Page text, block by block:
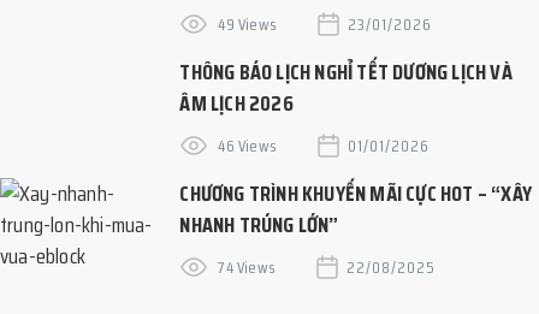
49 Views 23/01/2026
THÔNG BÁO LỊCH NGHỈ TẾT DƯƠNG LỊCH VÀ
ÂM LỊCH 2026
46 Views 01/01/2026
CHƯƠNG TRÌNH KHUYẾN MÃI CỰC HOT – “XÂY
NHANH TRÚNG LỚN”
74 Views 22/08/2025